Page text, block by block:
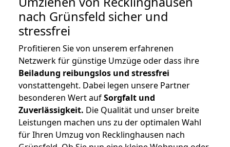
nach Grünsfeld sicher und
stressfrei
Profitieren Sie von unserem erfahrenen
Netzwerk für günstige Umzüge oder dass ihre
Beiladung reibungslos und stressfrei
vonstattengeht. Dabei legen unsere Partner
besonderen Wert aufSorgfalt und
Zuverlässigkeit. Die Qualität und unser breite
Leistungen machen uns zu der optimalen Wahl
für Ihren Umzug von Recklinghausen nach